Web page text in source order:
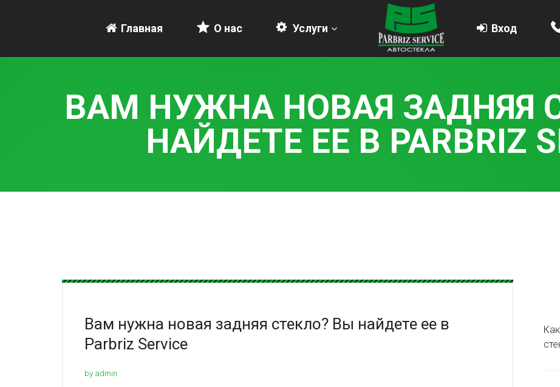
Главная О нас Услуги Вход
ВАМ НУЖНА НОВАЯ ЗАДНЯЯ
НАЙДЕТЕ ЕЕ В PARBRIZ
Вам нужна новая задняя стекло? Вы найдете ее в
Parbriz Service
by admin